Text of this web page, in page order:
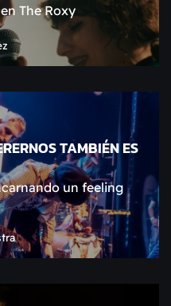
The Roxy
TAMBIÉN ES
un feeling